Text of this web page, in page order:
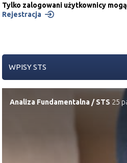
Tylko zalogowani użytkownicy
Rejestracja
WPISY STS
Analiza Fundamentalna /STS 25